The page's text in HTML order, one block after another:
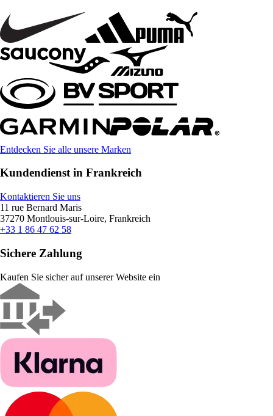
Entdecken Sie alle unsere Marken
Kundendienst in Frankreich
Kontaktieren Sie uns
11 rue Bernard Maris
37270 Montlouis-sur-Loire, Frankreich
+33 1 86 47 62 58
Sichere Zahlung
Kaufen Sie sicher auf unserer Website ein